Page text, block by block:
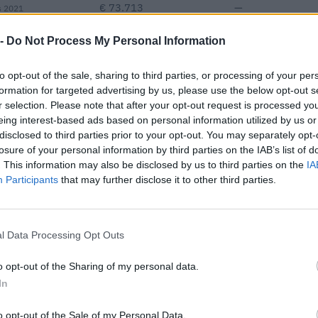
Do Not Process My Personal Information
opt-out of the sale, sharing to third parties, or processing of your
for targeted advertising by us, please use the below opt-out
selection. Please note that after your opt-out request is processed
interest-based ads based on personal information utilized by us
to third parties prior to your opt-out. You may separately
of your personal information by third parties on the IAB’s list of
This information may also be disclosed by us to third parties on the
Participants that may further disclose it to other third parties.
Data Processing Opt Outs
opt-out of the Sharing of my personal data.
opt-out of the Sale of my Personal Data.
2021 € 73.713 —
— —
€ 112.678
Fatturato per dipendente
per un totale di 34.895 euro (2021–2026).
per nuove
nel bienni